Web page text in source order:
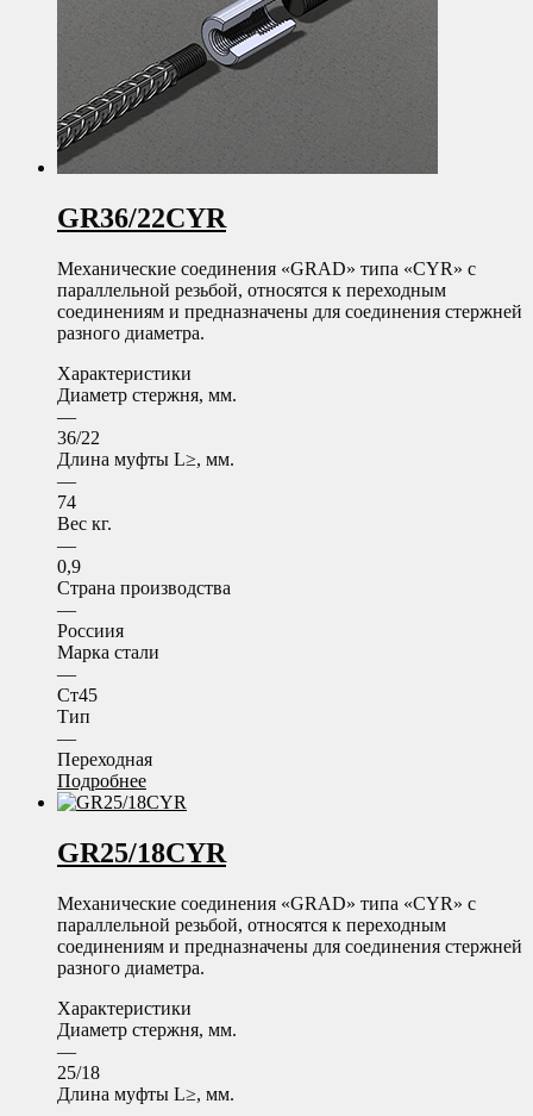
GR36/22CYR
Механические соединения «GRAD» типа «CYR» с
параллельной резьбой, относятся к переходным
соединениям и предназначены для соединения стержней
разного диаметра.
Характеристики
Диаметр стержня, мм.
—
36/22
Длина муфты L≥, мм.
—
74
Вес кг.
—
0,9
Страна производства
—
Россиия
Марка стали
—
Ст45
Тип
—
Переходная
Подробнее
GR25/18CYR
Механические соединения «GRAD» типа «CYR» с
параллельной резьбой, относятся к переходным
соединениям и предназначены для соединения стержней
разного диаметра.
Характеристики
Диаметр стержня, мм.
—
25/18
Длина муфты L≥, мм.